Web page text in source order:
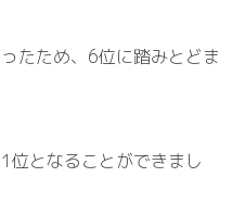
たため、6位に踏みとどま
位となることができまし